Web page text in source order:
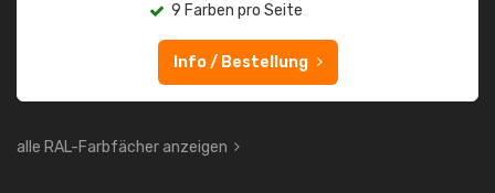
9 Farben pro Seite
Info / Bestellung
alle RAL-Farbfächer anzeigen